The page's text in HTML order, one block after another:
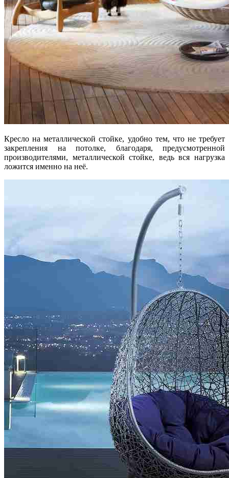
Кресло на металлической стойке, удобно тем, что не требует
закрепления на потолке, благодаря, предусмотренной
производителями, металлической стойке, ведь вся нагрузка
ложится именно на неё.